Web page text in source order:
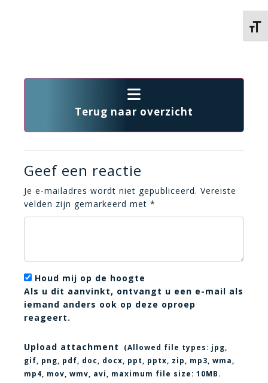
Terug naar overzicht
Geef een reactie
Je e-mailadres wordt niet gepubliceerd. Vereiste
velden zijn gemarkeerd met *
Houd mij op de hoogte
Als u dit aanvinkt, ontvangt u een e-mail als
iemand anders ook op deze oproep
reageert.
Upload attachment (Allowed file types: jpg,
gif, png, pdf, doc, docx, ppt, pptx, zip, mp3, wma,
mp4, mov, wmv, avi
, maximum file size: 10MB.